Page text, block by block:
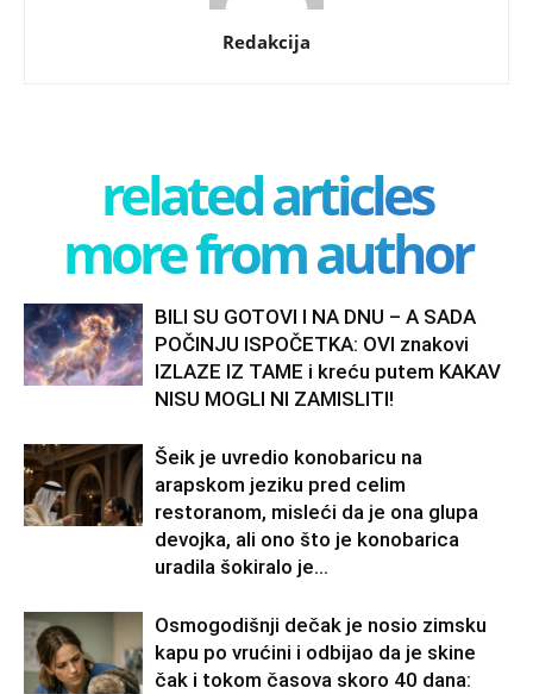
Redakcija
related articles
more from author
BILI SU GOTOVI I NA DNU – A SADA
POČINJU ISPOČETKA: OVI znakovi
IZLAZE IZ TAME i kreću putem KAKAV
NISU MOGLI NI ZAMISLITI!
Šeik je uvredio konobaricu na
arapskom jeziku pred celim
restoranom, misleći da je ona glupa
devojka, ali ono što je konobarica
uradila šokiralo je...
Osmogodišnji dečak je nosio zimsku
kapu po vrućini i odbijao da je skine
čak i tokom časova skoro 40 dana: